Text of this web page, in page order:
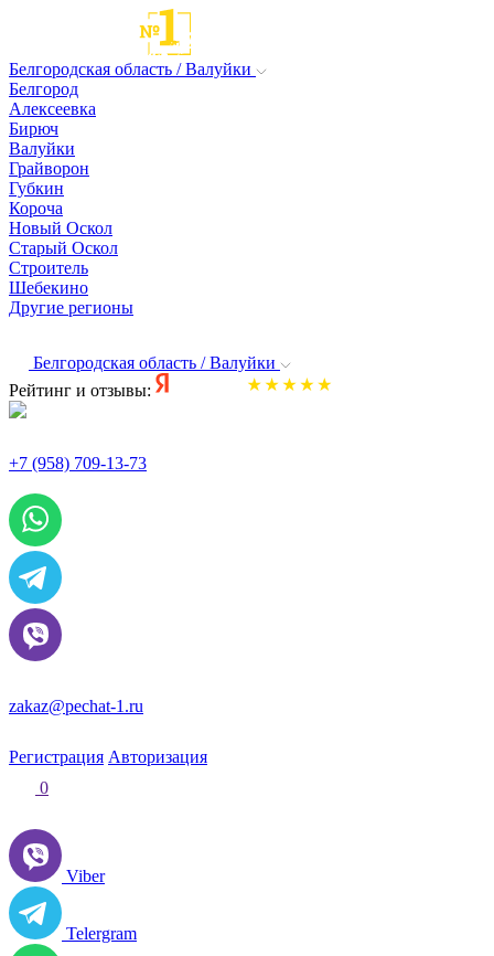
Белгородская область / Валуйки
Белгород
Алексеевка
Бирюч
Валуйки
Грайворон
Губкин
Короча
Новый Оскол
Старый Оскол
Строитель
Шебекино
Другие регионы
Белгородская область / Валуйки
Рейтинг и отзывы:
+7 (958) 709-13-73
zakaz@pechat-1.ru
Регистрация Авторизация
0
Viber
Telergram